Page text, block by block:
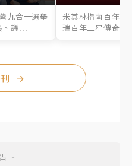
九合一選舉
、議...
米其林指南百年之
瑞百年三星傳奇、
→